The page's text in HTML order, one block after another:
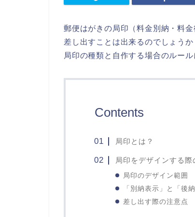
郵便はがきの局印（料金別納・料
差し出すことは出来るのでしょうか
局印の種類と自作する場合のルー
Contents
局印とは？
局印をデザインする際
局印のデザイン範囲
「別納表示」と「後
差し出す際の注意点